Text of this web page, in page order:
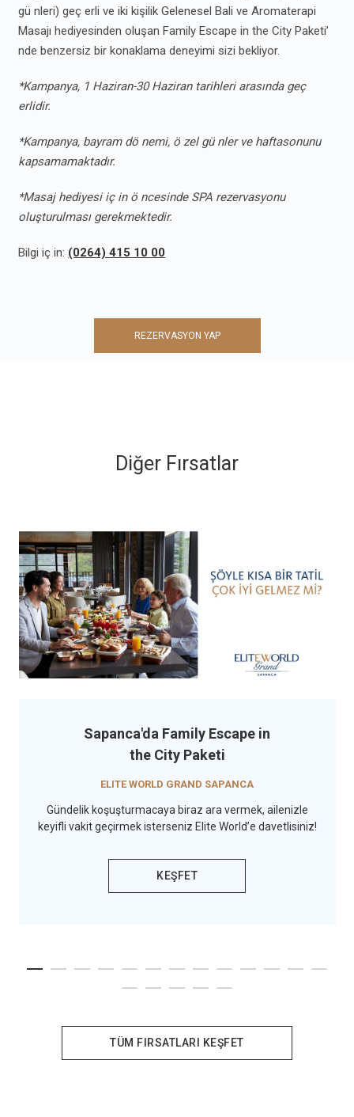
gü nleri) geç erli ve iki kişilik Gelenesel Bali ve Aromaterapi
Masajı hediyesinden oluşan Family Escape in the City Paketi’
nde benzersiz bir konaklama deneyimi sizi bekliyor.
*Kampanya, 1 Haziran-30 Haziran tarihleri arasında geç
erlidir.
*Kampanya, bayram dö nemi, ö zel gü nler ve haftasonunu
kapsamamaktadır.
*Masaj hediyesi iç in ö ncesinde SPA rezervasyonu
oluşturulması gerekmektedir.
Bilgi iç in: (0264) 415 10 00
REZERVASYON YAP
Diğer Fırsatlar
Sapanca'da Family Escape in
the City Paketi
ELITE WORLD GRAND SAPANCA
Gündelik koşuşturmacaya biraz ara vermek, ailenizle
keyifli vakit geçirmek isterseniz Elite World’e davetlisiniz!
KEŞFET
TÜM FIRSATLARI KEŞFET